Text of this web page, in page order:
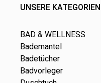
UNSERE KATEGORIEN
BAD & WELLNESS
Bademantel
Badetücher
Badvorleger